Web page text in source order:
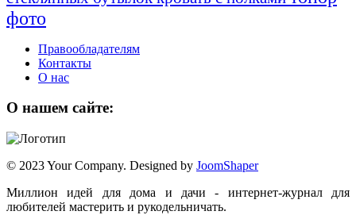
фото
Правообладателям
Контакты
О нас
О нашем сайте:
© 2023 Your Company. Designed by JoomShaper
Миллион идей для дома и дачи - интернет-журнал для
любителей мастерить и рукодельничать.